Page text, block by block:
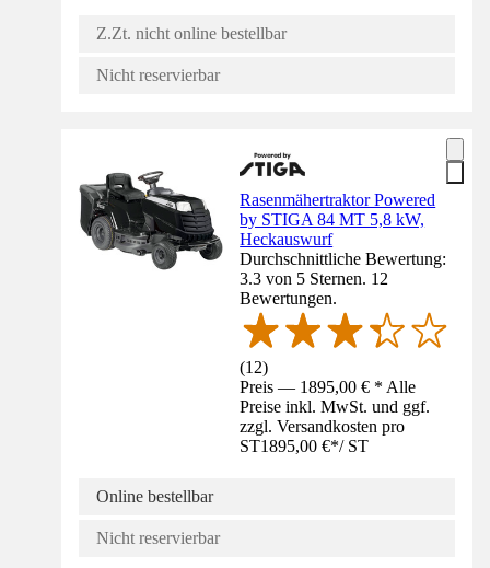
Z.Zt. nicht online bestellbar
Nicht reservierbar
Rasenmähertraktor Powered
by STIGA 84 MT 5,8 kW,
Heckauswurf
Durchschnittliche Bewertung:
3.3 von 5 Sternen. 12
Bewertungen.
(12)
Preis — 1895,00 € * Alle
Preise inkl. MwSt. und ggf.
zzgl. Versandkosten pro
ST1895,00 €*/ ST
Online bestellbar
Nicht reservierbar